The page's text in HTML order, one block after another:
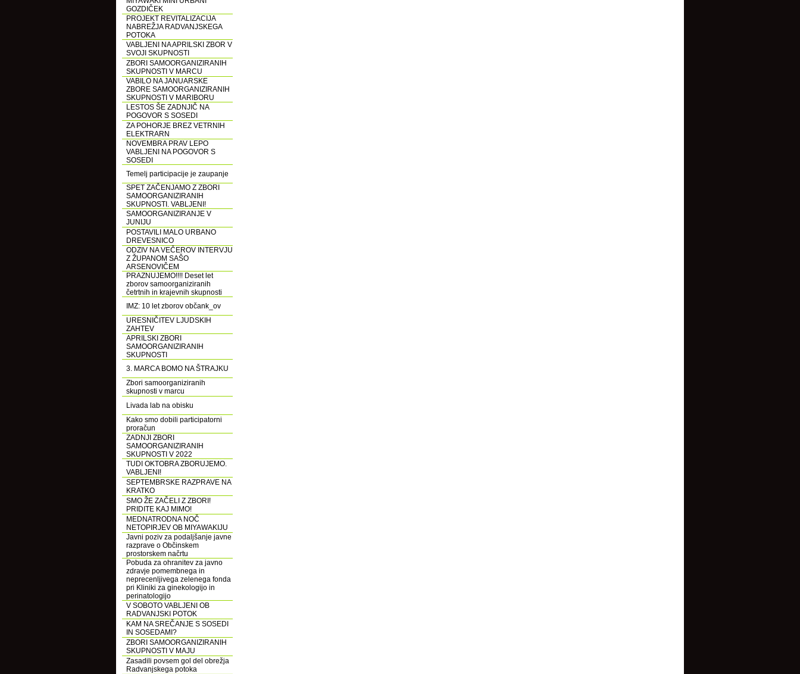
GOZDIČEK
PROJEKT REVITALIZACIJA
NABREŽJA RADVANJSKEGA
POTOKA
VABLJENI NA APRILSKI ZBOR V
SVOJI SKUPNOSTI
ZBORI SAMOORGANIZIRANIH
SKUPNOSTI V MARCU
VABILO NA JANUARSKE
ZBORE SAMOORGANIZIRANIH
SKUPNOSTI V MARIBORU
LESTOS ŠE ZADNJIČ NA
POGOVOR S SOSEDI
ZA POHORJE BREZ VETRNIH
ELEKTRARN
NOVEMBRA PRAV LEPO
VABLJENI NA POGOVOR S
SOSEDI
Temelj participacije je zaupanje
SPET ZAČENJAMO Z ZBORI
SAMOORGANIZIRANIH
SKUPNOSTI. VABLJENI!
SAMOORGANIZIRANJE V
JUNIJU
POSTAVILI MALO URBANO
DREVESNICO
ODZIV NA VEČEROV INTERVJU
Z ŽUPANOM SAŠO
ARSENOVIČEM
PRAZNUJEMO!!!! Deset let
zborov samoorganiziranih
četrtnih in krajevnih skupnosti
IMZ: 10 let zborov občank_ov
URESNIČITEV LJUDSKIH
ZAHTEV
APRILSKI ZBORI
SAMOORGANIZIRANIH
SKUPNOSTI
3. MARCA BOMO NA ŠTRAJKU
Zbori samoorganiziranih
skupnosti v marcu
Livada lab na obisku
Kako smo dobili participatorni
proračun
ZADNJI ZBORI
SAMOORGANIZIRANIH
SKUPNOSTI V 2022
TUDI OKTOBRA ZBORUJEMO.
VABLJENI!
SEPTEMBRSKE RAZPRAVE NA
KRATKO
SMO ŽE ZAČELI Z ZBORI!
PRIDITE KAJ MIMO!
MEDNATRODNA NOČ
NETOPIRJEV OB MIYAWAKIJU
Javni poziv za podaljšanje javne
razprave o Občinskem
prostorskem načrtu
Pobuda za ohranitev za javno
zdravje pomembnega in
neprecenljivega zelenega fonda
pri Kliniki za ginekologijo in
perinatologijo
V SOBOTO VABLJENI OB
RADVANJSKI POTOK
KAM NA SREČANJE S SOSEDI
IN SOSEDAMI?
ZBORI SAMOORGANIZIRANIH
SKUPNOSTI V MAJU
Zasadili povsem gol del obrežja
Radvanjskega potoka